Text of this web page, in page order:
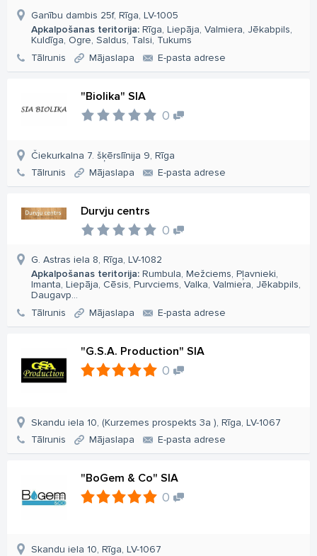
Ganību dambis 25f, Rīga, LV-1005
Apkalpošanas teritorija: Rīga, Liepāja, Valmiera, Jēkabpils,
Kuldīga, Ogre, Saldus, Talsi, Tukums
Tālrunis
Mājaslapa E-pasta adrese
"Biolika" SIA
0
Čiekurkalna 7. šķērslīnija 9, Rīga
Tālrunis
Mājaslapa E-pasta adrese
Durvju centrs
0
G. Astras iela 8, Rīga, LV-1082
Apkalpošanas teritorija: Rumbula, Mežciems, Pļavnieki,
Imanta, Liepāja, Cēsis, Purvciems, Valka, Valmiera, Jēkabpils,
Daugavp...
Tālrunis
Mājaslapa E-pasta adrese
"G.S.A. Production" SIA
0
Skandu iela 10, (Kurzemes prospekts 3a ), Rīga, LV-1067
Tālrunis
Mājaslapa E-pasta adrese
"BoGem & Co" SIA
0
Skandu iela 10, Rīga, LV-1067